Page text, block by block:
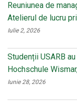
Reuniunea de
Atelierul de lucru
Iulie 2, 2026
Studenții USARB
Hochschule
Iunie 28, 2026